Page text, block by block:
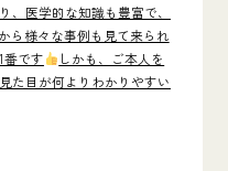
、医学的な知識も豊富で、
ら様々な事例も見て来られ
番です
しかも、ご本人を
た目が何よりわかりやすい